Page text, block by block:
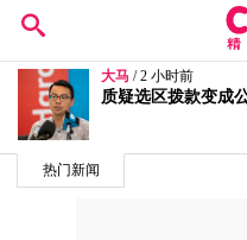
热门新闻
大马 / 4 小时前
称州选期间公务员